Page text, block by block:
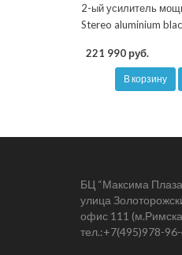
2-ый усилитель
Stereo aluminium
221 990 руб.
В корзину
БЦ “Максима
улица
офис 111
тел.:+7(495)978-